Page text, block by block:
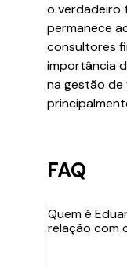
o verdadeiro
permanece
consultores
importância
na gestão de
FAQ
Quem é
relação com